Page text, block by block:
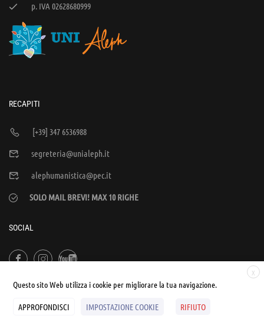
p. IVA 02628680999
RECAPITI
[+39] 347 6536988
segreteria@unialeph.it
alephumanistica@pec.it
SOLO MAIL BREVI! MAX 10 RIGHE
SOCIAL
X
Questo sito Web utilizza i cookie per migliorare la tua navigazione.
APPROFONDISCI IMPOSTAZIONE COOKIE RIFIUTO